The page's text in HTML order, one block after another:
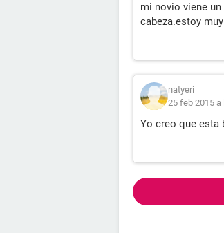
mi novio viene
cabeza.estoy
natyeri
25 feb 2015 a
Yo creo que esta